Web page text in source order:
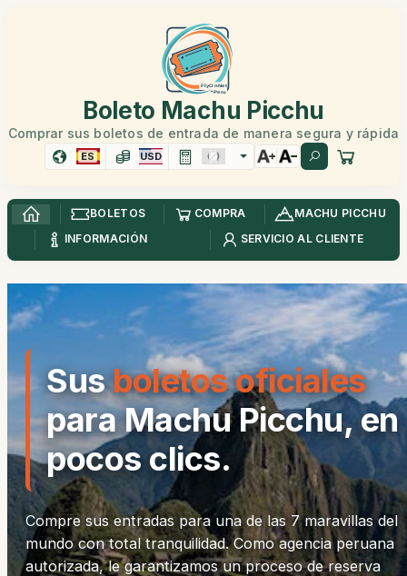
Boleto Machu Picchu
Comprar sus boletos de entrada de manera segura y rápida
ES USD
BOLETOS COMPRA
MACHU PICCHU
INFORMACIÓN
SERVICIO AL CLIENTE
Susboletos oficiales
para Machu Picchu, en
pocos clics.
Compre sus entradas para una de las 7 maravillas del
mundo con total tranquilidad. Como agencia peruana
autorizada, le garantizamos un proceso de reserva